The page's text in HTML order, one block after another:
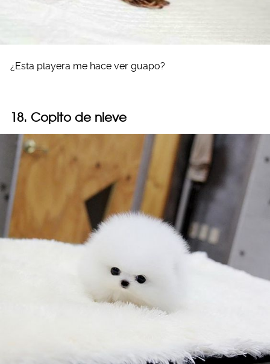
¿Esta playera me hace ver guapo?
18. Copito de nieve